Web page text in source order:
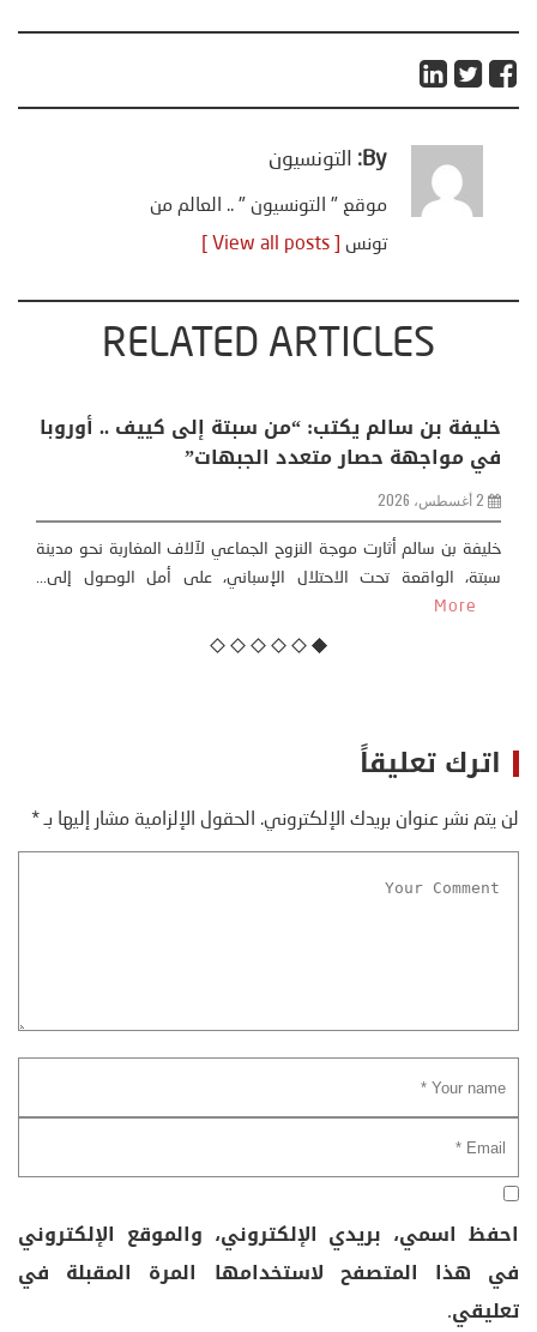
By: التونسيون
موقع " التونسيون " .. العالم من
تونس
RELATED ARTICLES
خليفة بن سالم يكتب: “من سبتة إلى
في مواجهة حصار متعدد الجبهات”
خليفة بن سالم أثارت موجة النزوح الجماعي لآلاف
سبتة، الواقعة تحت الاحتلال الإسباني، على
اكثر
وحضاري (
” المتطرفة”،
More
اترك تعليقاً
لن يتم نشر عنوان بريدك الإلكتروني. الحقول الإلزامية مشار إليها بـ*
احفظ اسمي، بريدي الإلكتروني، والموقع الإلكتروني
في هذا المتصفح لاستخدامها المرة المقبلة في
تعليقي.